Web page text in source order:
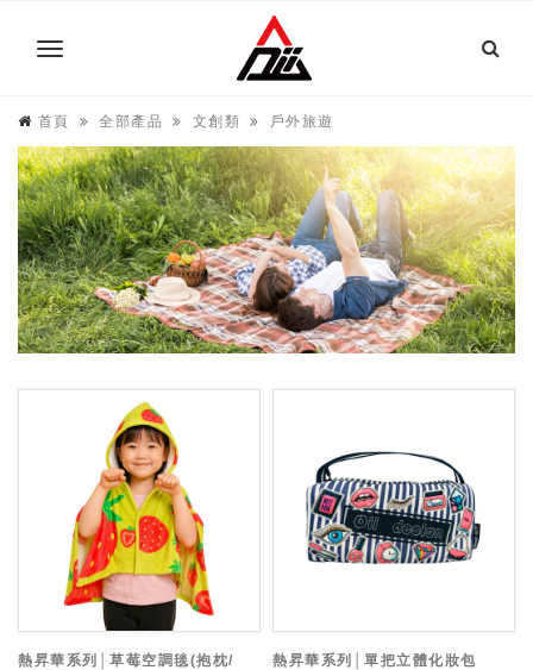
首頁 全部產品 文創類 戶外旅遊
熱昇華系列│草莓空調毯(抱枕/
熱昇華系列│單把立體化妝包